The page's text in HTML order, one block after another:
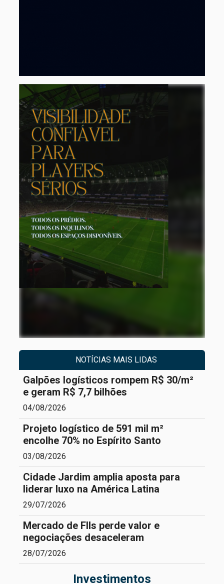
NOTÍCIAS MAIS LIDAS
Galpões logísticos rompem R$ 30/m²
e geram R$ 7,7 bilhões
04/08/2026
Projeto logístico de 591 mil m²
encolhe 70% no Espírito Santo
03/08/2026
Cidade Jardim amplia aposta para
liderar luxo na América Latina
29/07/2026
Mercado de FIIs perde valor e
negociações desaceleram
28/07/2026
Investimentos